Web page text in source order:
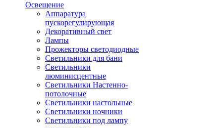
Освещение
Аппаратура
пускорегулирующая
Декоративный свет
Лампы
Прожекторы светодиодные
Светильники для бани
Светильники
люминисцентные
Светильники Настенно-
потолочные
Светильники настольные
Светильники ночники
Светильники под лампу